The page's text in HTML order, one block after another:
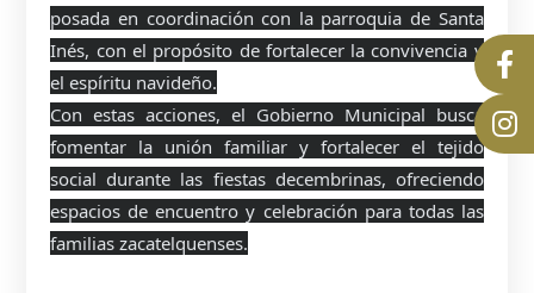
posada en coordinación con la parroquia de Santa
Inés, con el propósito de fortalecer la convivencia y
el espíritu navideño.
Con estas acciones, el Gobierno Municipal busca
fomentar la unión familiar y fortalecer el tejido
social durante las fiestas decembrinas, ofreciendo
espacios de encuentro y celebración para todas las
familias zacatelquenses.